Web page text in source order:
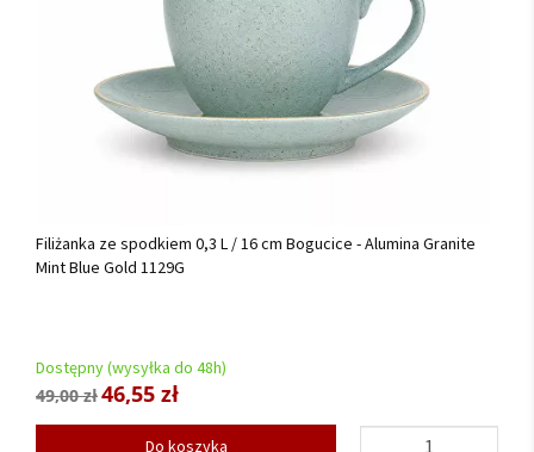
Filiżanka ze spodkiem 0,3 L / 16 cm Bogucice - Alumina Granite
Mint Blue Gold 1129G
Dostępny (wysyłka do 48h)
49,00 zł46,55 zł
Do koszyka